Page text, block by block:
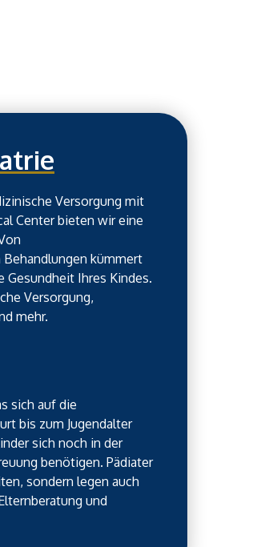
Versorgung mit
Center bieten wir eine
kümmert
Gesundheit Ihres Kindes.
Versorgung,
mehr.
sich auf die
bis zum Jugendalter
sich noch in der
benötigen. Pädiater
sondern legen auch
und